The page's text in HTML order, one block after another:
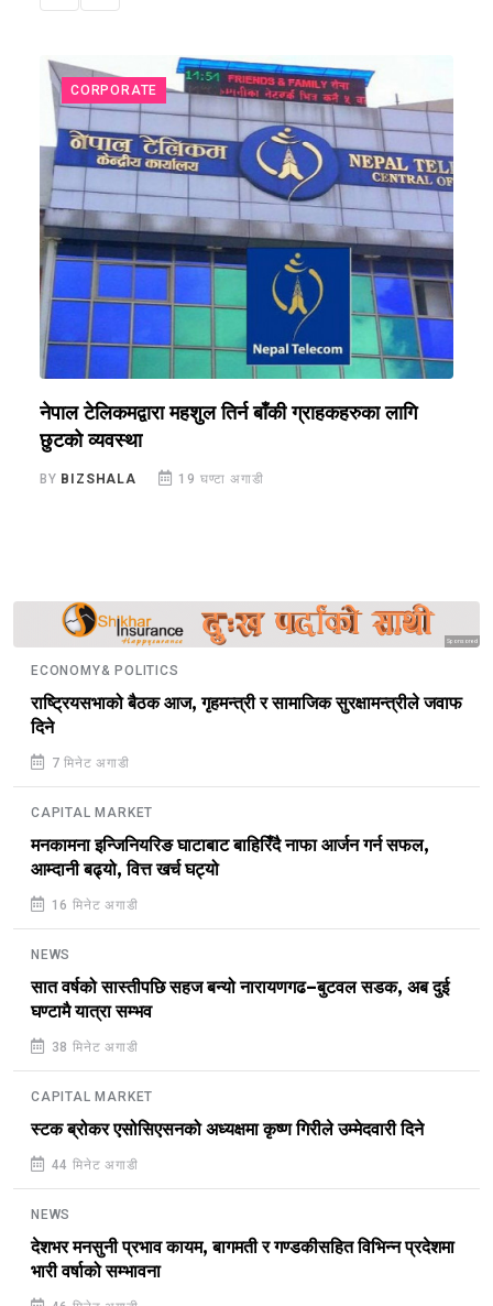
CORPORATE
नेपाल टेलिकमद्वारा महशुल तिर्न बाँकी ग्राहकहरुका लागि
छुटको व्यवस्था
BY BIZSHALA 19 घण्टा अगाडी
Sponsored
ECONOMY& POLITICS
राष्ट्रियसभाको बैठक आज, गृहमन्त्री र सामाजिक सुरक्षामन्त्रीले जवाफ
दिने
7 मिनेट अगाडी
CAPITAL MARKET
मनकामना इन्जिनियरिङ घाटाबाट बाहिरिँदै नाफा आर्जन गर्न सफल,
आम्दानी बढ्यो, वित्त खर्च घट्यो
16 मिनेट अगाडी
NEWS
सात वर्षको सास्तीपछि सहज बन्यो नारायणगढ–बुटवल सडक, अब दुई
घण्टामै यात्रा सम्भव
38 मिनेट अगाडी
CAPITAL MARKET
स्टक ब्रोकर एसोसिएसनको अध्यक्षमा कृष्ण गिरीले उम्मेदवारी दिने
44 मिनेट अगाडी
NEWS
देशभर मनसुनी प्रभाव कायम, बागमती र गण्डकीसहित विभिन्न प्रदेशमा
भारी वर्षाको सम्भावना